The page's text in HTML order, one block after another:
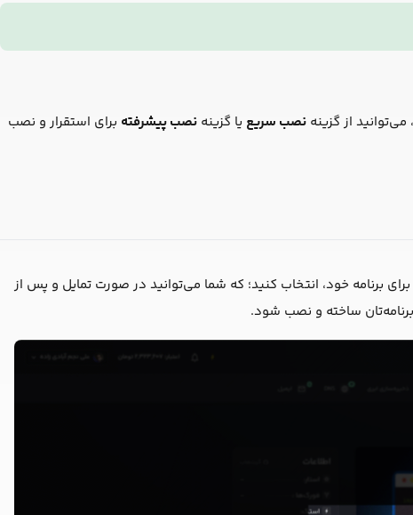
از گزینه نصب سریع یا گزینه نصب پیشرفته برای استقرار و نصب
برنامه خود، انتخاب کنید؛ که شما می‌توانید در صورت تمایل و پس از
ساخته و نصب شود.